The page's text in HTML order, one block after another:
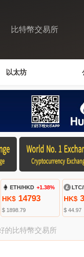
比特幣交易所
以太坊
ETH/HKD +1.38%
HK$14793
$ 1898.79
HK$
$ 44.97
的比特幣交易所